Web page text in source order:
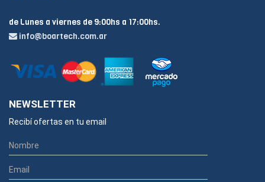
de Lunes a viernes de 9:00hs a 17:00hs.
info@boartech.com.ar
NEWSLETTER
Recibí ofertas en tu email